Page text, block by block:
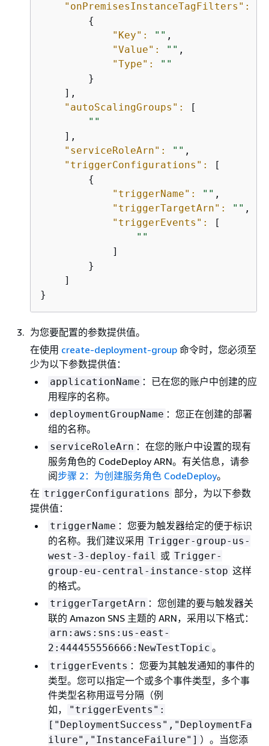
"onPremisesInstanceTagFilters":
{
"Key":
"" ,
"Value":
"" ,
"Type":
""
        }
    ],
"autoScalingGroups":
[
""
    ],
"serviceRoleArn":
"" ,
"triggerConfigurations":
[
{
"triggerName":
"" ,
"triggerTargetArn":
"" ,
"triggerEvents":
[
""
            ]
        }
    ]
}
为您要配置的参数提供值。
在使用 create-deployment-group 命令时，您必须至
少为以下参数提供值：
applicationName ：已在您的账户中创建的应
用程序的名称。
deploymentGroupName ：您正在创建的部署
组的名称。
serviceRoleArn ：在您的账户中设置的现有
服务角色的 CodeDeploy ARN。有关信息，请参
阅步骤 2：为创建服务角色 CodeDeploy。
在 triggerConfigurations 部分，为以下参数
提供值：
triggerName ：您要为触发器给定的便于标识
的名称。我们建议采用 Trigger-group-us-
west-3-deploy-fail 或 Trigger-
group-eu-central-instance-stop 这样
的格式。
triggerTargetArn ：您创建的要与触发器关
联的 Amazon SNS 主题的 ARN，采用以下格式：
arn:aws:sns:us-east-
2:444455556666:NewTestTopic 。
triggerEvents ：您要为其触发通知的事件的
类型。您可以指定一个或多个事件类型，多个事
件类型名称用逗号分隔（例
如，
"triggerEvents":
["DeploymentSuccess","DeploymentFa
ilure","InstanceFailure"] ）。当您添